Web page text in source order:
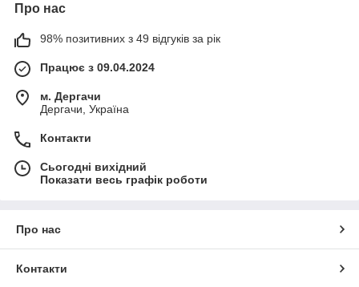
Про нас
98% позитивних з 49 відгуків за рік
Працює з 09.04.2024
м. Дергачи
Дергачи, Україна
Контакти
Сьогодні вихідний
Показати весь графік роботи
Про нас
Контакти